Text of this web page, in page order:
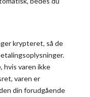
krypteret, så de
hvis varen ikke
varen er
din forudgående